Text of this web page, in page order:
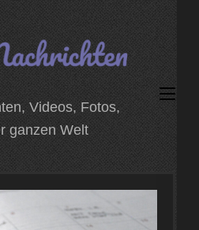
Videos, Fotos,
ganzen Welt